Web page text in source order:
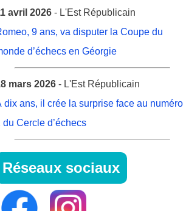
avril 2026- L'Est Républicain
9 ans, va disputer la Coupe du
d’échecs en Géorgie
mars 2026- L'Est Républicain
dix ans, il crée la surprise face au numéro
du Cercle d’échecs
Réseaux sociaux